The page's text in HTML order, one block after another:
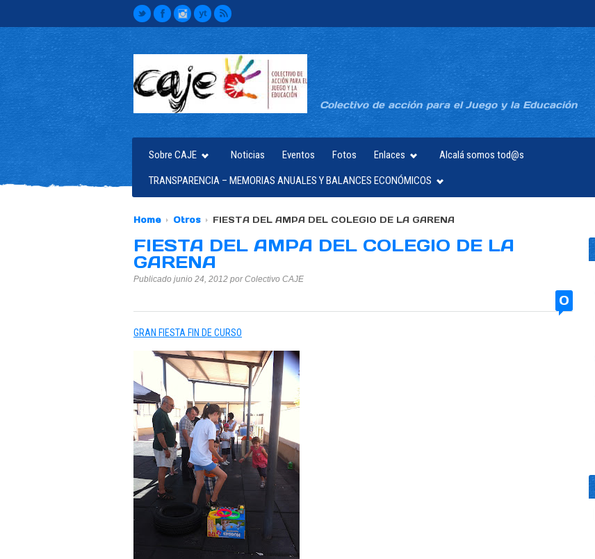
Colectivo de acción para el Juego y la Educación
Sobre CAJE Noticias Eventos Fotos Enlaces Alcalá somos tod@s
TRANSPARENCIA – MEMORIAS ANUALES Y BALANCES ECONÓMICOS
Home Otros FIESTA DEL AMPA DEL COLEGIO DE LA GARENA
FIESTA DEL AMPA DEL COLEGIO DE LA
GARENA
Publicado junio 24, 2012 por Colectivo CAJE
0
GRAN FIESTA FIN DE CURSO